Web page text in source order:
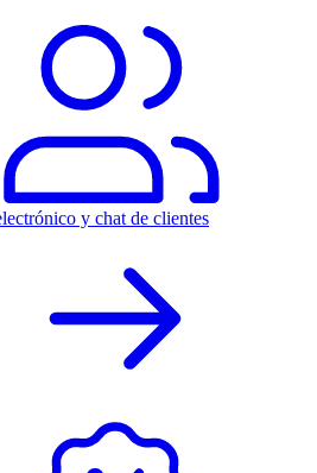
y chat de clientes